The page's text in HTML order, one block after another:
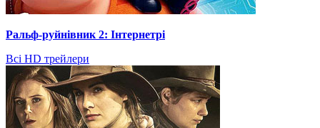
Ральф-руйнівник 2: Інтернетрі
Всі HD трейлери